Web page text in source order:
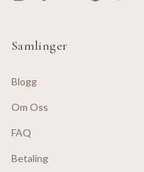
Samlinger
Blogg
Om Oss
FAQ
Betaling